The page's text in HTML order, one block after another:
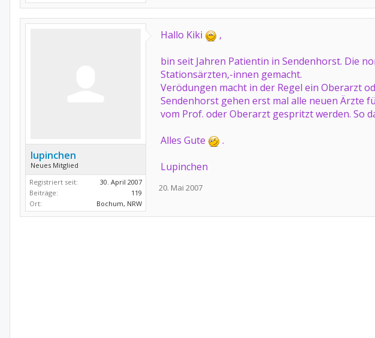
lupinchen
Neues Mitglied
Registriert seit:
30. April 2007
Beiträge:
119
Ort:
Bochum, NRW
Hallo Kiki
,
bin seit Jahren Patientin in Sendenhorst. Die
Stationsärzten,-innen gemacht.
Verödungen macht in der Regel ein Oberarzt
Sendenhorst gehen erst mal alle neuen Ärzte
vom Prof. oder Oberarzt gespritzt werden. So
Alles Gute
.
Lupinchen
20. Mai 2007